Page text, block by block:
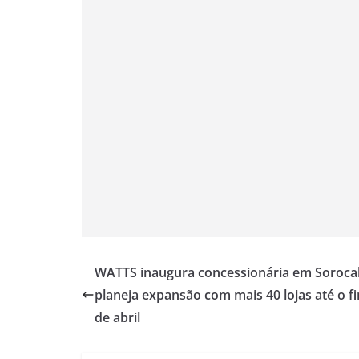
WATTS inaugura concessionária em
planeja expansão com mais 40 lojas até o
de abril